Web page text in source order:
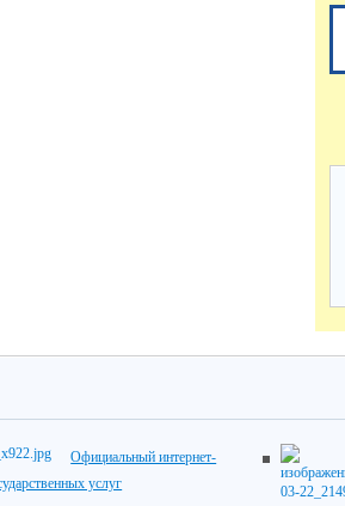
Официальный интернет-
услуг